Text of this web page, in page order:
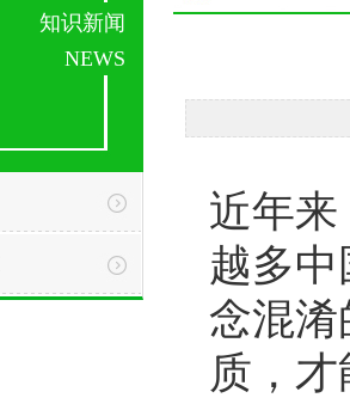
知识新闻
NEWS
近年来
越多
念混
质，